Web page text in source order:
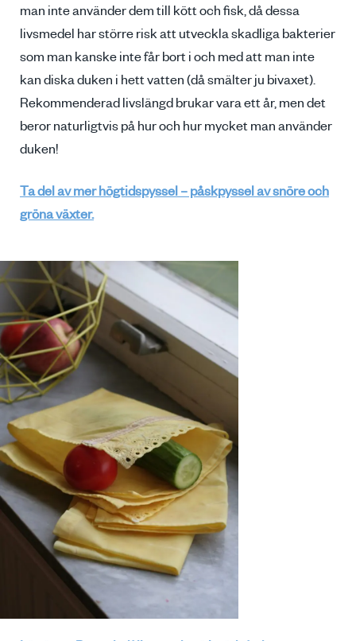
man inte använder dem till kött och fisk, då dessa
livsmedel har större risk att utveckla skadliga bakterier
som man kanske inte får bort i och med att man inte
kan diska duken i hett vatten (då smälter ju bivaxet).
Rekommenderad livslängd brukar vara ett år, men det
beror naturligtvis på hur och hur mycket man använder
duken!
Ta del av mer högtidspyssel – påskpyssel av snöre och
gröna växter.